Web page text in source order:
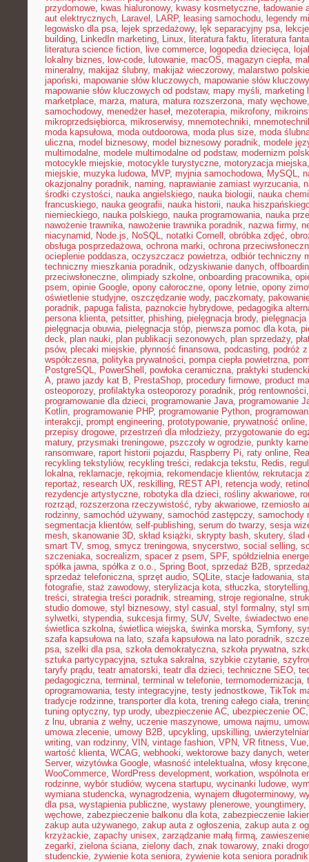
przydomowe, kwas hialuronowy, kwasy kosmetyczne, ładowanie
aut elektrycznych, Laravel , LARP, leasing samochodu, legendy
legowisko dla psa, lejek sprzedażowy, lęk separacyjny psa,
building, LinkedIn marketing, Linux, literatura faktu, literatura
literatura science fiction, live commerce, logopedia dziecięca,
lokalny biznes, low-code, lutowanie, macOS, magazyn ciepła,
mineralny, makijaż ślubny, makijaż wieczorowy, malarstwo polskie
japoński, mapowanie słów kluczowych, mapowanie słów
mapowanie słów kluczowych od podstaw, mapy myśli, marketing
marketplace, marża, matura, matura rozszerzona, maty węchowe
samochodowy, menedżer haseł, mezoterapia, mikrofony,
mikroprzedsiębiorca, mikroserwisy, mnemotechniki,
moda kapsułowa, moda outdoorowa, moda plus size, moda
uliczna, model biznesowy, model biznesowy poradnik, modele
multimodalne, modele multimodalne od podstaw, modernizm
motocykle miejskie, motocykle turystyczne, motoryzacja miejska
miejskie, muzyka ludowa, MVP, myjnia samochodowa, MySQL,
okazjonalny poradnik, naming, naprawianie zamiast wyrzucania,
środki czystości, nauka angielskiego, nauka biologii, nauka
francuskiego, nauka geografii, nauka historii, nauka
niemieckiego, nauka polskiego, nauka programowania, nauka
nawożenie trawnika, nawożenie trawnika poradnik, nazwa firmy,
niacynamid, Node.js, NoSQL, notatki Cornell , obróbka zdjęć,
obsługa posprzedażowa, ochrona marki, ochrona
ocieplenie poddasza, oczyszczacz powietrza, odbiór techniczny
techniczny mieszkania poradnik, odzyskiwanie danych,
przeciwsłoneczne, olimpiady szkolne, onboarding pracownika,
psem, opinie Google, opony całoroczne, opony letnie, opony
oświetlenie studyjne, oszczędzanie wody, paczkomaty,
poradnik, papuga falista, paznokcie hybrydowe, pedagogika
persona klienta, petsitter, phishing, pielęgnacja brody, pielęgnacja
pielęgnacja obuwia, pielęgnacja stóp, pierwsza pomoc dla kota,
deck, plan nauki, plan publikacji sezonowych, plan sprzedaży,
psów, plecaki miejskie, płynność finansowa, podcasting, podróż
współczesna, polityka prywatności, pompa ciepła powietrzna,
PostgreSQL, PowerShell , powłoka ceramiczna, praktyki
A, prawo jazdy kat B, PrestaShop, procedury firmowe, product
osteoporozy, profilaktyka osteoporozy poradnik, próg rentowności
programowanie dla dzieci, programowanie Java, programowanie
Kotlin, programowanie PHP, programowanie Python,
interakcji, prompt engineering, prototypowanie, prywatność online
przepisy drogowe, przestrzeń dla młodzieży, przygotowanie do
matury, przysmaki treningowe, pszczoły w ogrodzie, punkty karne
ransomware, raport historii pojazdu, Raspberry Pi, raty online,
recykling tekstyliów, recykling treści, redakcja tekstu, Redis,
lokalna, reklamacje, rękojmia, rekomendacje klientów, rekrutacja
reportaż, research UX, reskilling, REST API , retencja wody, retinol
rezydencje artystyczne, robotyka dla dzieci, rośliny akwariowe,
rozrząd, rozszerzona rzeczywistość, ryby akwariowe, rzemiosło
rodzinny, samochód używany, samochód zastępczy, samochody
segmentacja klientów, self-publishing, serum do twarzy, sesja
mesh, skanowanie 3D, skład książki, skrypty bash, skutery, ślad
smart TV, smog, smycz treningowa, snycerstwo, social selling,
szczeniaka, socrealizm, spacer z psem, SPF, spółdzielnia
spółka jawna, spółka z o.o., Spring Boot, sprzedaż B2B,
sprzedaż telefoniczna, sprzęt audio, SQLite, stacje ładowania,
fotografie, staż zawodowy, sterylizacja kota, stłuczka, storytelling
treści, strategia treści poradnik, streaming, stroje regionalne,
studio domowe, styl biznesowy, styl casual , styl formalny, styl
sylwetki, stypendia, sukcesja firmy, SUV, Svelte, świadectwo
świetlica szkolna, świetlica wiejska, świnka morska, Symfony,
szafa kapsułowa na lato, szafa kapsułowa na lato poradnik,
psa, szelki dla psa, szkoła demokratyczna, szkoła prywatna,
sztuka partycypacyjna, sztuka sakralna, szybkie czytanie,
taryfy prądu, teatr amatorski, teatr dla dzieci, techniczne SEO,
pedagogiczna, terminal , terminal w telefonie, termomodernizacja,
oprogramowania, testy integracyjne, testy jednostkowe, TikTok
tradycje rodzinne, transporter dla kota, trening całego ciała,
tuning optyczny, typ urody, ubezpieczenie AC, ubezpieczenie OC
z lnu, ubrania z wełny, uczenie maszynowe, umowa najmu,
umowa zlecenie, umowy B2B, upcykling, upskilling,
writing, van rodzinny, VIN, vintage fashion, VPN, VR fitness, Vue
wartość klienta, WCAG, webhooki, wektorowe bazy danych,
Server, wizytówka Google, własność intelektualna, włosy kręcone
WooCommerce, WordPress development, workation, wspólnota
rodzinne, wybór studiów, wycena startupu, wycinanki ludowe,
wymiana studencka, wynagrodzenia, wynajem długoterminowy,
dla psa, wystąpienia publiczne, wystawy plenerowe, youngtimery,
węchowe, zabezpieczenie balkonu dla kota, zabezpieczenie
zakup auta używanego, zakup auta z ogłoszenia, zakup auta z
krzyżackie, zapachy unisex, zarządzanie małą firmą, zawieszenie
zegarki, zielona ściana, zielony dach, znak towarowy, znaki
studenckie, żywienie kota seniora, żywienie kota seniora poradnik